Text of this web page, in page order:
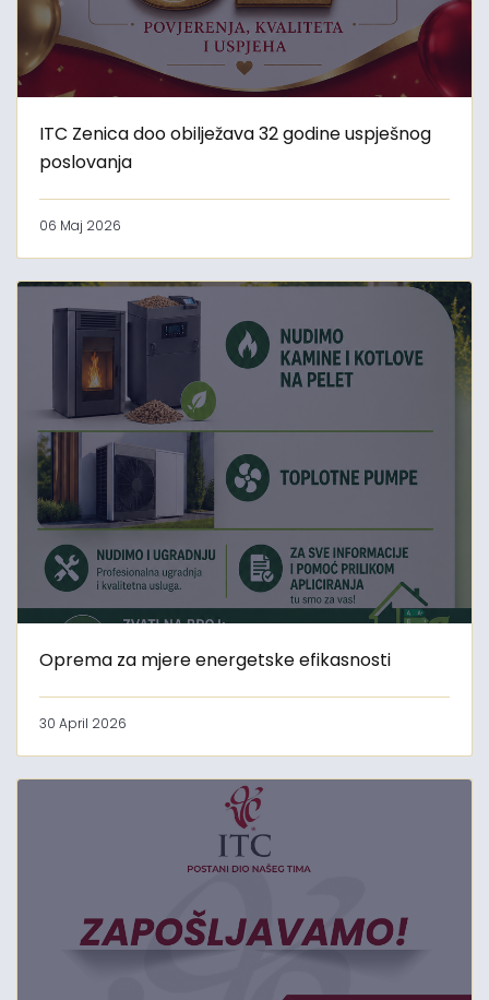
ITC Zenica doo obilježava 32 godine uspješnog
poslovanja
06 Maj 2026
Oprema za mjere energetske efikasnosti
30 April 2026